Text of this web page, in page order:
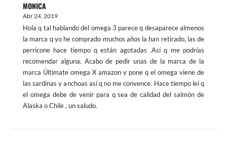
MONICA
Abr 24, 2019
Hola q tal hablando del omega 3 parece q desaparece almenos
la marca q yo he comprado muchos años la han retirado, las de
perricone hace tiempo q están agotadas .Así q me podrías
recomendar alguna. Acabo de pedir unas de la marca de la
marca Últimate omega X amazon y pone q el omega viene de
las sardinas y anchoas así q no me convence. Hace tiempo leí q
el omega debe de venir para q sea de calidad del salmón de
Alaska o Chile , un saludo.